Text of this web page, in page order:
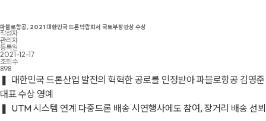
파블로항공, 2021 대한민국 드론박람회서 국토부장관상 수상
작성자
관리자
등록일
2021-12-17
조회수
898
❚ 대한민국 드론산업 발전의 혁혁한 공로를 인정받아 파블로항공 김영준
대표 수상 영예
❚ UTM 시스템 연계 다중드론 배송 시연행사에도 참여, 장거리 배송 선뵈